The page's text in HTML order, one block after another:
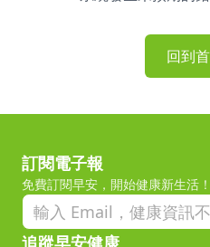
回到
訂閱電子報
免費訂閱早安，開始健康新生活！
追蹤早安健康